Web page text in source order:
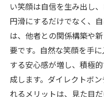
い笑顔は自信を生み出し
円滑にするだけでなく、
は、他者との関係構築や
要です。自然な笑顔を手
する安心感が増し、積極
成します。ダイレクトボ
れるメリットは、見た目